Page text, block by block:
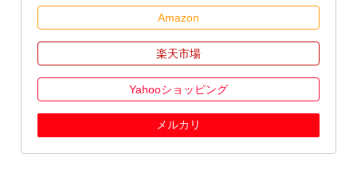
Amazon
楽天市場
Yahooショッピング
メルカリ